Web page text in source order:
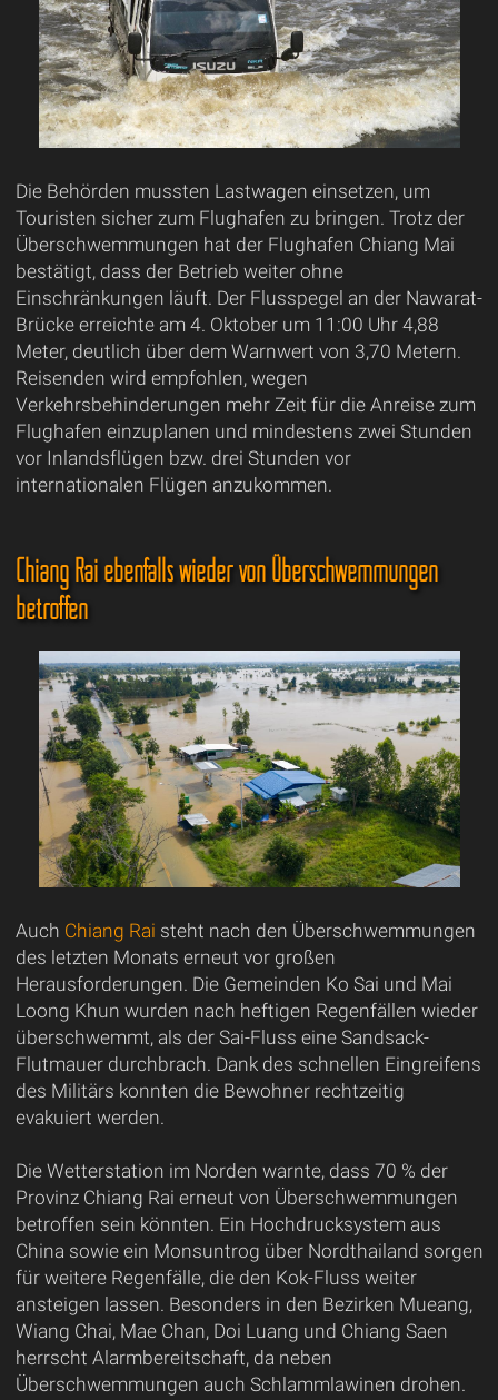
Die Behörden mussten Lastwagen einsetzen, um
Touristen sicher zum Flughafen zu bringen. Trotz der
Überschwemmungen hat der Flughafen Chiang Mai
bestätigt, dass der Betrieb weiter ohne
Einschränkungen läuft. Der Flusspegel an der Nawarat-
Brücke erreichte am 4. Oktober um 11:00 Uhr 4,88
Meter, deutlich über dem Warnwert von 3,70 Metern.
Reisenden wird empfohlen, wegen
Verkehrsbehinderungen mehr Zeit für die Anreise zum
Flughafen einzuplanen und mindestens zwei Stunden
vor Inlandsflügen bzw. drei Stunden vor
internationalen Flügen anzukommen.
Chiang Rai ebenfalls wieder von Überschwemmungen
betroffen
Auch Chiang Rai steht nach den Überschwemmungen
des letzten Monats erneut vor großen
Herausforderungen. Die Gemeinden Ko Sai und Mai
Loong Khun wurden nach heftigen Regenfällen wieder
überschwemmt, als der Sai-Fluss eine Sandsack-
Flutmauer durchbrach. Dank des schnellen Eingreifens
des Militärs konnten die Bewohner rechtzeitig
evakuiert werden.
Die Wetterstation im Norden warnte, dass 70 % der
Provinz Chiang Rai erneut von Überschwemmungen
betroffen sein könnten. Ein Hochdrucksystem aus
China sowie ein Monsuntrog über Nordthailand sorgen
für weitere Regenfälle, die den Kok-Fluss weiter
ansteigen lassen. Besonders in den Bezirken Mueang,
Wiang Chai, Mae Chan, Doi Luang und Chiang Saen
herrscht Alarmbereitschaft, da neben
Überschwemmungen auch Schlammlawinen drohen.